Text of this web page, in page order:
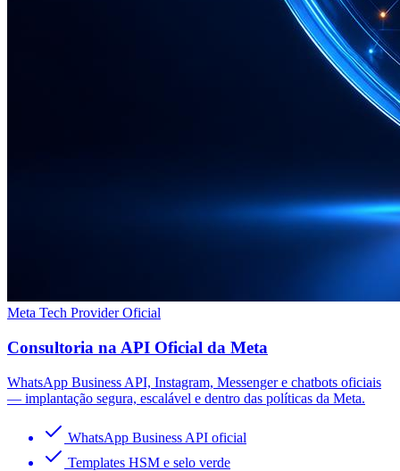
Meta Tech Provider Oficial
Consultoria na API Oficial da Meta
WhatsApp Business API, Instagram, Messenger e chatbots oficiais
— implantação segura, escalável e dentro das políticas da Meta.
WhatsApp Business API oficial
Templates HSM e selo verde